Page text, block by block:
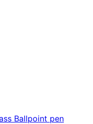
Ballpoint pen